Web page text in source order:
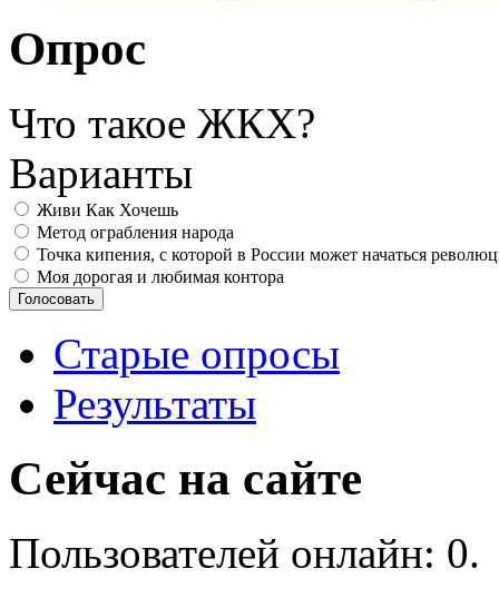
Опрос
Что такое ЖКХ?
Варианты
Живи Как Хочешь
Метод ограбления народа
Точка кипения, с которой в России может начаться
Моя дорогая и любимая контора
Старые опросы
Результаты
Сейчас на сайте
Пользователей онлайн: 0.